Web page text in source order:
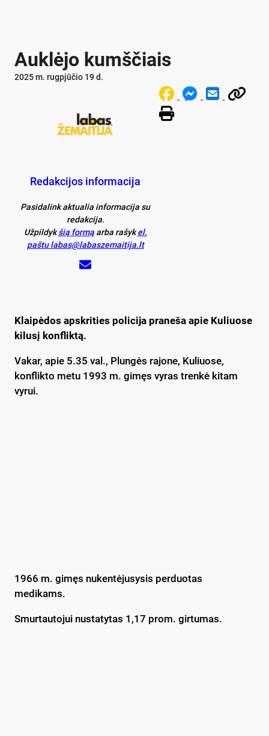
Auklėjo kumščiais
2025 m. rugpjūčio 19 d.
Redakcijos informacija
Pasidalink aktualia informacija su
redakcija.
Užpildykšią formąarba rašykel.
paštu labas@labaszemaitija.lt
Klaipėdos apskrities policija praneša apie Kuliuose
kilusį konfliktą.
Vakar, apie 5.35 val., Plungės rajone, Kuliuose,
konflikto metu 1993 m. gimęs vyras trenkė kitam
vyrui.
1966 m. gimęs nukentėjusysis perduotas
medikams.
Smurtautojui nustatytas 1,17 prom. girtumas.